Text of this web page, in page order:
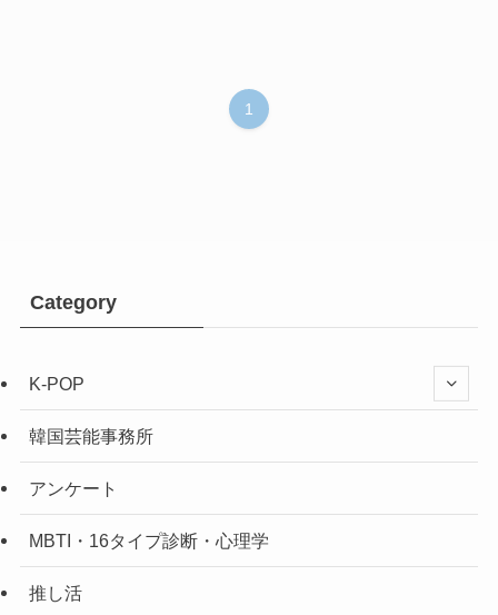
1
Category
K-POP
韓国芸能事務所
アンケート
MBTI・16タイプ診断・心理学
推し活